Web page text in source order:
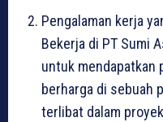
Pengalaman kerja
Bekerja di PT Sumi
untuk mendapatkan
berharga di sebuah
terlibat dalam